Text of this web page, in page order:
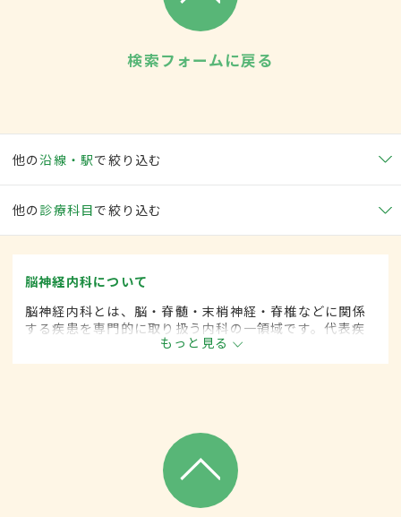
検索フォームに戻る
他の沿線・駅で絞り込む
他の 診療科目で絞り込む
脳神経内科について
脳神経内科とは、脳・脊髄・末梢神経・脊椎などに関係
する疾患を専門的に取り扱う内科の一領域です。代表疾
患として、脳卒中や各種神経変性疾患(パーキンソン病、
筋萎縮性側索硬化など)、脊髄と末梢神経の疾患、てんか
もっと見る